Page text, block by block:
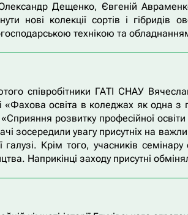
Дещенко, Євгеній
нові колекції сортів і
технікою та
співробітники ГАТІ СНАУ
«Фахова освіта в коледжах як одна з
розвитку професійної
зосередили увагу присутніх на
галузі. Крім того, учасників
Наприкінці заходу присутні